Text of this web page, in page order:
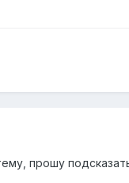
прошу